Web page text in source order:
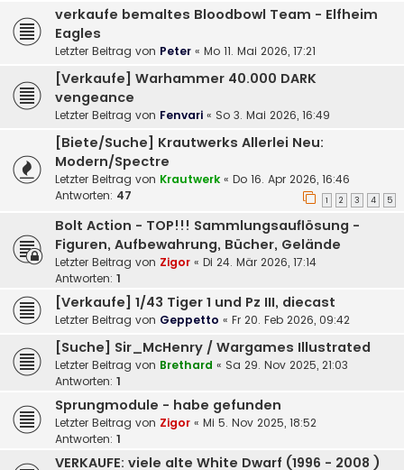
verkaufe bemaltes Bloodbowl Team - Elfheim
Eagles
Letzter Beitrag von Peter « Mo 11. Mai 2026, 17:21
[Verkaufe] Warhammer 40.000 DARK
vengeance
Letzter Beitrag von Fenvari « So 3. Mai 2026, 16:49
[Biete/Suche] Krautwerks Allerlei Neu:
Modern/Spectre
Letzter Beitrag von Krautwerk « Do 16. Apr 2026, 16:46
Antworten: 47 1 2 3 4 5
Bolt Action - TOP!!! Sammlungsauflösung -
Figuren, Aufbewahrung, Bücher, Gelände
Letzter Beitrag von Zigor « Di 24. Mär 2026, 17:14
Antworten: 1
[Verkaufe] 1/43 Tiger 1 und Pz III, diecast
Letzter Beitrag von Geppetto « Fr 20. Feb 2026, 09:42
[Suche] Sir_McHenry / Wargames Illustrated
Letzter Beitrag von Brethard « Sa 29. Nov 2025, 21:03
Antworten: 1
Sprungmodule - habe gefunden
Letzter Beitrag von Zigor « Mi 5. Nov 2025, 18:52
Antworten: 1
VERKAUFE: viele alte White Dwarf (1996 - 2008 )